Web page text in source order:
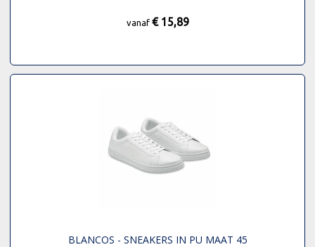
vanaf € 15,89
BLANCOS - SNEAKERS IN PU MAAT 45